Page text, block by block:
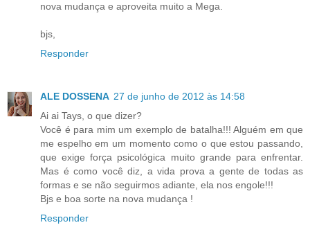
nova mudança e aproveita muito a Mega.
bjs,
Responder
ALE DOSSENA 27 de junho de 2012 às 14:58
Ai ai Tays, o que dizer?
Você é para mim um exemplo de batalha!!! Alguém em que
me espelho em um momento como o que estou passando,
que exige força psicológica muito grande para enfrentar.
Mas é como você diz, a vida prova a gente de todas as
formas e se não seguirmos adiante, ela nos engole!!!
Bjs e boa sorte na nova mudança !
Responder